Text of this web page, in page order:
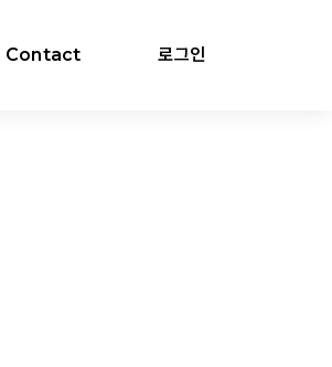
Contact 로그인